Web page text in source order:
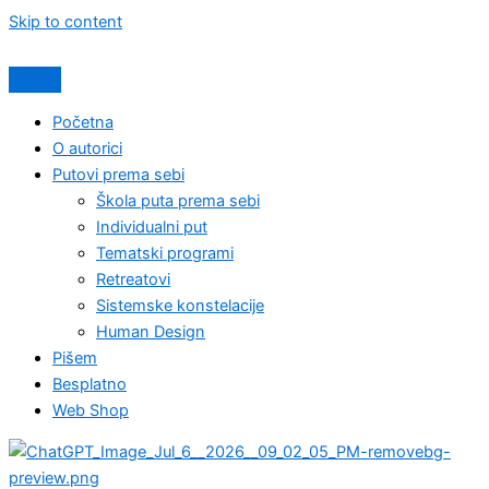
Skip to content
Početna
O autorici
Putovi prema sebi
Škola puta prema sebi
Individualni put
Tematski programi
Retreatovi
Sistemske konstelacije
Human Design
Pišem
Besplatno
Web Shop